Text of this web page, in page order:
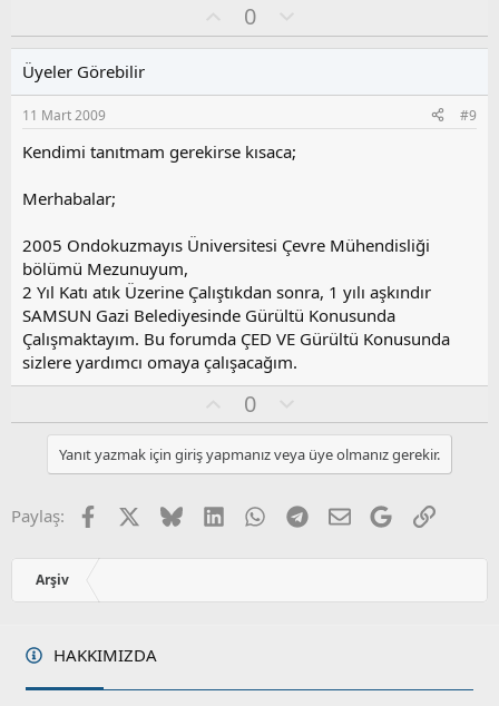
y
0
l
s
u
a
Üyeler Görebilir
11 Mart 2009 #9
Kendimi tanıtmam gerekirse kısaca;
Merhabalar;
2005 Ondokuzmayıs Üniversitesi Çevre Mühendisliği
bölümü Mezunuyum,
2 Yıl Katı atık Üzerine Çalıştıkdan sonra, 1 yılı aşkındır
SAMSUN Gazi Belediyesinde Gürültü Konusunda
Çalışmaktayım. Bu forumda ÇED VE Gürültü Konusunda
sizlere yardımcı omaya çalışacağım.
y
l
a
0
l
u
m
u
z
o
l
Yanıt yazmak için giriş yapmanız veya üye olmanız gerekir.
Paylaş: Facebook BlueskyLinkedInWhatsApp
Telegram
E-postaGoogleLink
Arşiv
HAKKIMIZDA